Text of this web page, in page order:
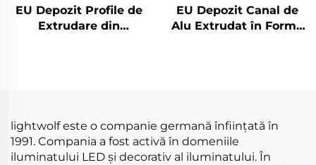
EU Depozit Profile de
Extrudare din
pentru LED
EU Depozit Canal de
Alu Extrudat în Formă
lightwolf este o companie germană înființată în
1991. Compania a fost activă în domeniile
iluminatului LED și decorativ al iluminatului. În